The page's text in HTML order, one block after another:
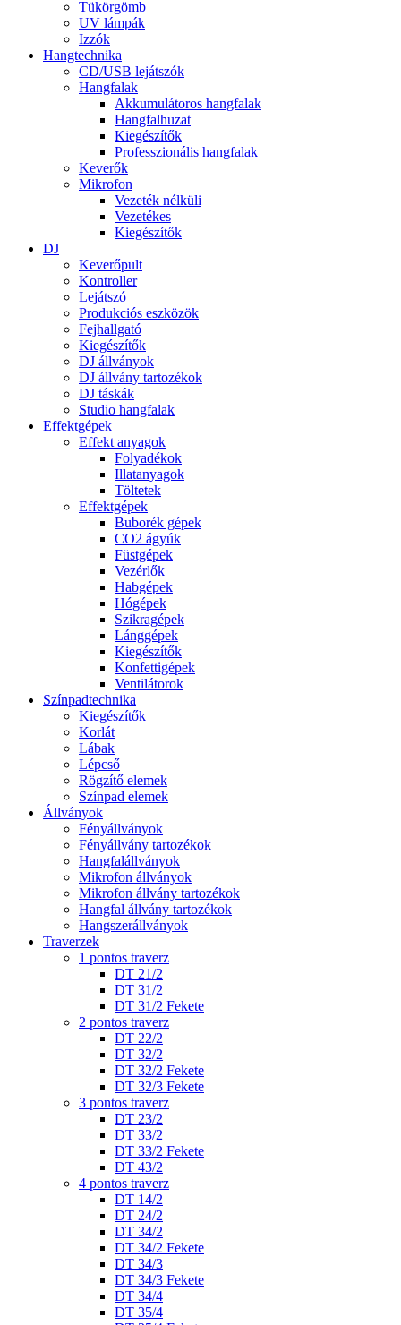
Tükörgömb
UV lámpák
Izzók
Hangtechnika
CD/USB lejátszók
Hangfalak
Akkumulátoros hangfalak
Hangfalhuzat
Kiegészítők
Professzionális hangfalak
Keverők
Mikrofon
Vezeték nélküli
Vezetékes
Kiegészítők
DJ
Keverőpult
Kontroller
Lejátszó
Produkciós eszközök
Fejhallgató
Kiegészítők
DJ állványok
DJ állvány tartozékok
DJ táskák
Studio hangfalak
Effektgépek
Effekt anyagok
Folyadékok
Illatanyagok
Töltetek
Effektgépek
Buborék gépek
CO2 ágyúk
Füstgépek
Vezérlők
Habgépek
Hógépek
Szikragépek
Lánggépek
Kiegészítők
Konfettigépek
Ventilátorok
Színpadtechnika
Kiegészítők
Korlát
Lábak
Lépcső
Rögzítő elemek
Színpad elemek
Állványok
Fényállványok
Fényállvány tartozékok
Hangfalállványok
Mikrofon állványok
Mikrofon állvány tartozékok
Hangfal állvány tartozékok
Hangszerállványok
Traverzek
1 pontos traverz
DT 21/2
DT 31/2
DT 31/2 Fekete
2 pontos traverz
DT 22/2
DT 32/2
DT 32/2 Fekete
DT 32/3 Fekete
3 pontos traverz
DT 23/2
DT 33/2
DT 33/2 Fekete
DT 43/2
4 pontos traverz
DT 14/2
DT 24/2
DT 34/2
DT 34/2 Fekete
DT 34/3
DT 34/3 Fekete
DT 34/4
DT 35/4